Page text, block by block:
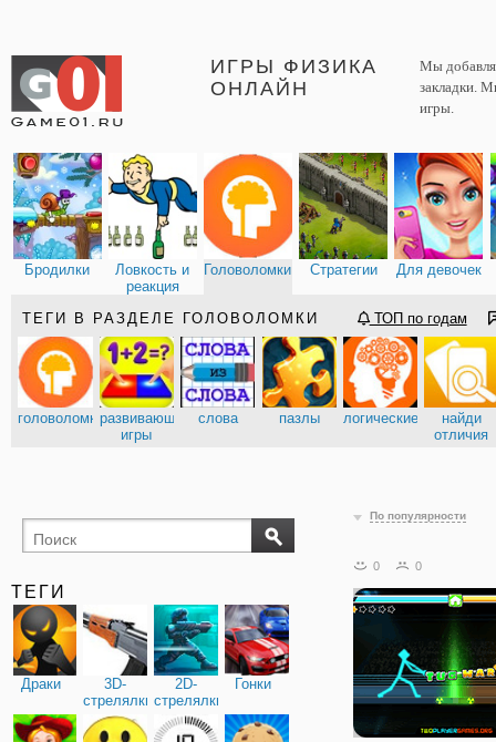
ИГРЫ ФИЗИКА
ОНЛАЙН
Мы
закладки.
игры.
Бродилки
Ловкость и
реакция
Головоломки Стратегии Для девочек
ТЕГИ В РАЗДЕЛЕ ГОЛОВОЛОМКИ ТОП по годам
головоломкиразвивающие
игры
слова пазлы логические
найди
отличия
предметов
ТЕГИ
Драки
3D-
стрелялки
2D-
стрелялки
Гонки
По популярности
0 0